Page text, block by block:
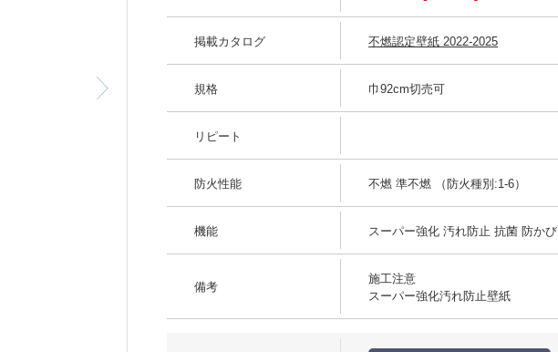
掲載カタログ 不燃認定壁紙 2022-2025
規格 巾92cm切売可
リピート
防火性能 不燃 準不燃 （防火種別:1-6）
機能 スーパー強化 汚れ防止 抗菌 防かび
備考
施工注意
スーパー強化汚れ防止壁紙